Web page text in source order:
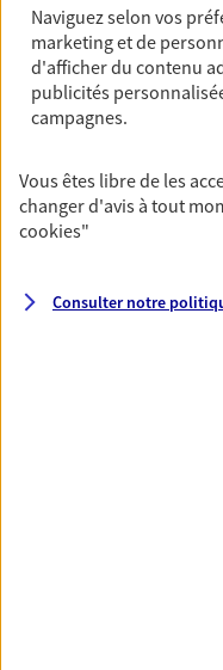
Agent
Naviguez selon vos
marketing et de
d'afficher du contenu
publicités
campagnes.
Vous êtes libre de les
changer d'avis à tout
cookies"
Consulter notre